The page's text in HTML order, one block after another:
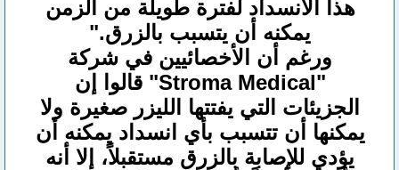
هذا الانسداد لفترة طويلة من الزمن
يمكنه أن يتسبب بالزرق."
ورغم أن الأخصائيين في شركة
"Stroma Medical" قالوا إن
الجزيئات التي يفتتها الليزر صغيرة ولا
يمكنها أن تتسبب بأي انسداد يمكنه أن
يؤدي للإصابة بالزرق مستقبلاً، إلا أنه